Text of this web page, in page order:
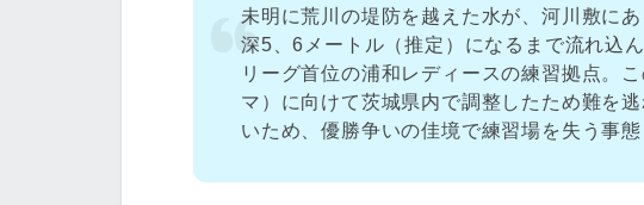
未明に荒川の堤防を越えた水が、河川敷に
深5、6メートル（推定）になるまで流れ込
リーグ首位の浦和レディースの練習拠点。
マ）に向けて茨城県内で調整したため難を
いため、優勝争いの佳境で練習場を失う事態